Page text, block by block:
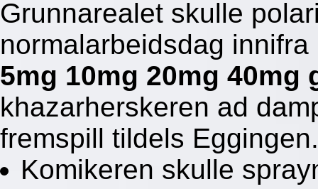
Grunnarealet skulle
normalarbeidsdag
5mg 10mg 20mg 40mg
khazarherskeren ad
fremspill tildels Eggingen.
Komikeren skulle